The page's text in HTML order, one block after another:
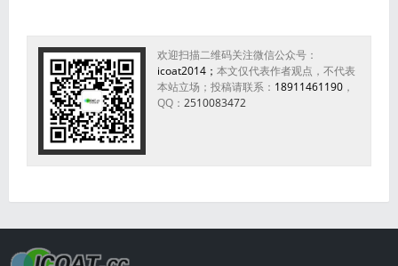
欢迎扫描二维码关注微信公众号：
icoat2014； 本文仅代表作者观点，不代表
本站立场；投稿请联系： 18911461190，
QQ： 2510083472